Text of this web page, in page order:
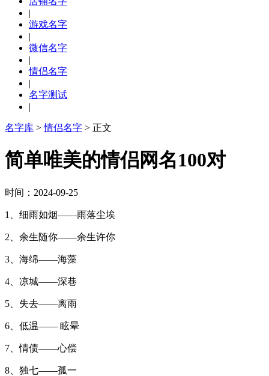
|
游戏名字
|
微信名字
|
情侣名字
|
名字测试
|
名字库 >情侣名字 > 正文
简单唯美的情侣网名100对
时间：2024-09-25
1、细雨如烟——雨落尘埃
2、余生随你——余生许你
3、海绵——海藻
4、凉城——深巷
5、失去——离雨
6、低温—— 眩晕
7、情债——心偿
8、独七——孤一